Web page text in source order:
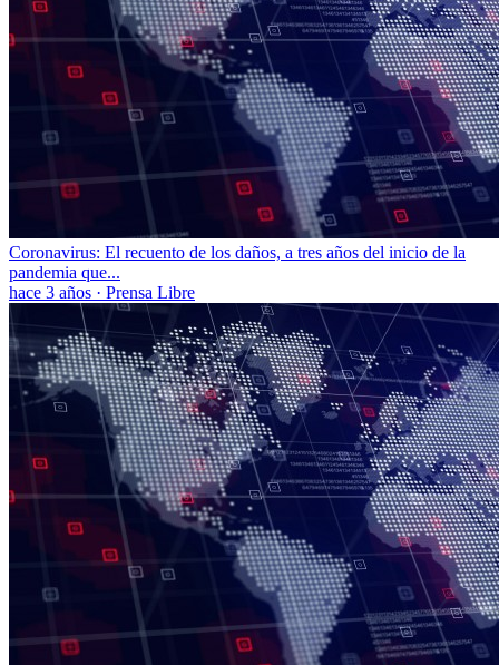
Coronavirus: El recuento de los daños, a tres años del inicio de la
pandemia que...
hace 3 años · Prensa Libre